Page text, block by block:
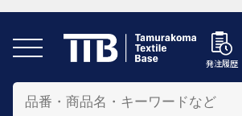
発注履歴
発注履歴
カートへ